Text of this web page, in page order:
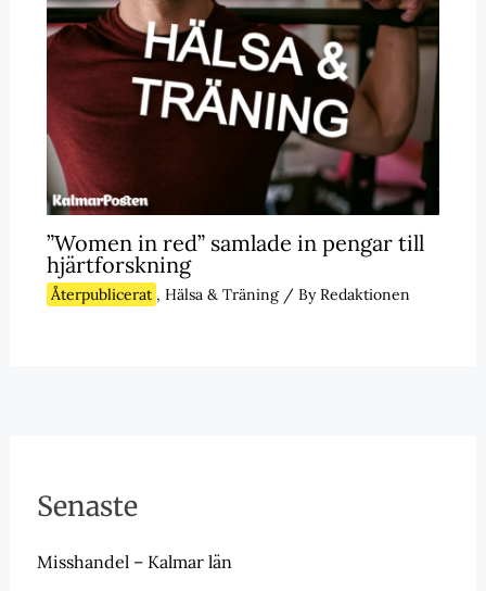
”Women in red” samlade in pengar till
hjärtforskning
Återpublicerat , Hälsa & Träning/ ByRedaktionen
Senaste
Misshandel – Kalmar län